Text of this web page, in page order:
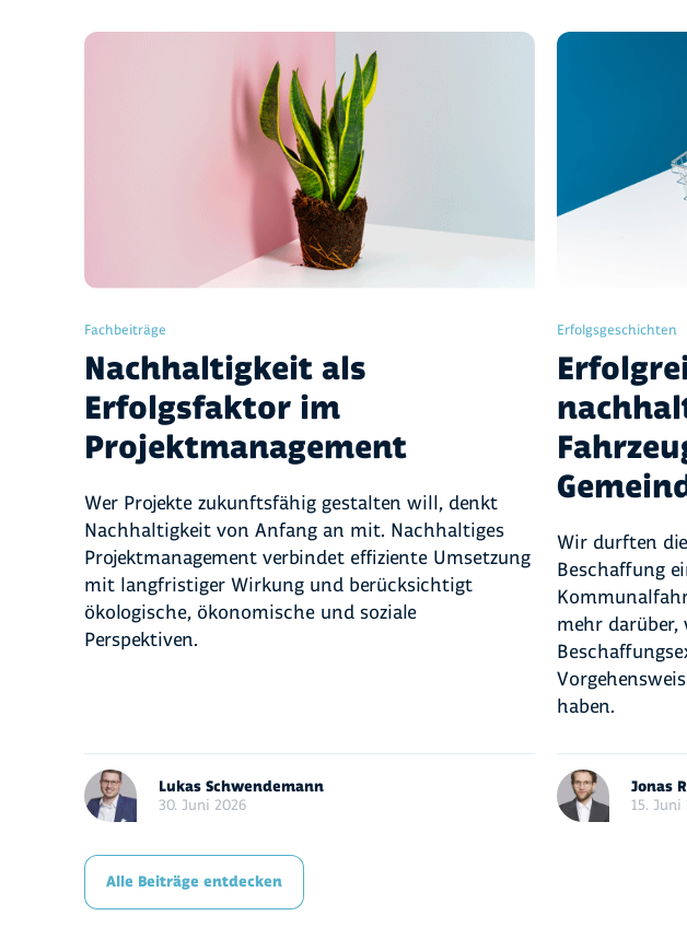
Fachbeiträge
Nachhaltigkeit als
Erfolgsfaktor im
Projektmanagement
Wer Projekte zukunftsfähig gestalten will, denkt
Nachhaltigkeit von Anfang an mit. Nachhaltiges
Projektmanagement verbindet effiziente Umsetzung
mit langfristiger Wirkung und berücksichtigt
ökologische, ökonomische und soziale
Perspektiven.
Lukas Schwendemann
30. Juni 2026
Erfolgsgeschichten
Wir durften
Beschaffung
mehr
haben.
Jonas
15. Juni
Alle Beiträge entdecken